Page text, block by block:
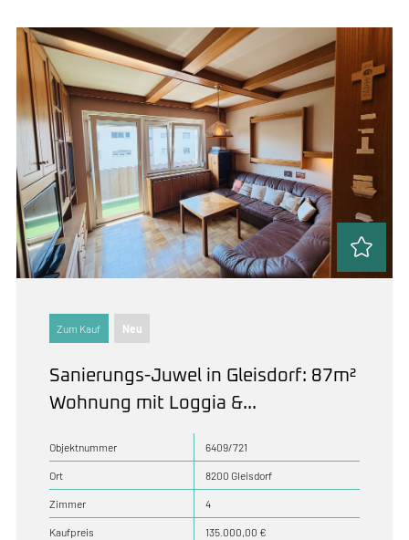
Zum Kauf Neu
Sanierungs-Juwel in Gleisdorf: 87m²
Wohnung mit Loggia &...
Objektnummer 6409/721
Ort 8200 Gleisdorf
Zimmer 4
Kaufpreis 135.000,00 €